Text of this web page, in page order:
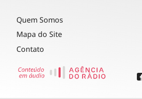
Quem Somos
Mapa do Site
Contato